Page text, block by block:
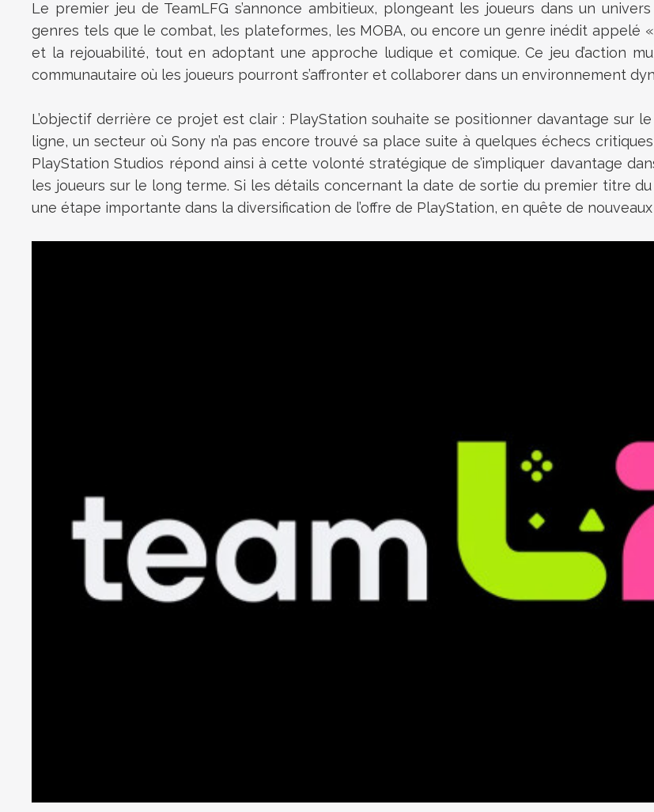
Le premier jeu de TeamLFG s’annonce ambitieux, plongeant les joueurs dans un
genres tels que le combat, les plateformes, les MOBA, ou encore un genre inédit appelé
et la rejouabilité, tout en adoptant une approche ludique et comique. Ce jeu d’action
communautaire où les joueurs pourront s’affronter et collaborer dans un environnement
L’objectif derrière ce projet est clair : PlayStation souhaite se positionner davantage sur
ligne, un secteur où Sony n’a pas encore trouvé sa place suite à quelques échecs
PlayStation Studios répond ainsi à cette volonté stratégique de s’impliquer davantage
les joueurs sur le long terme. Si les détails concernant la date de sortie du premier titre
une étape importante dans la diversification de l’offre de PlayStation, en quête de